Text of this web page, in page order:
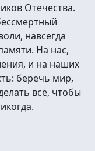
Отечества.
навсегда
На нас,
и на наших
беречь мир,
всё, чтобы